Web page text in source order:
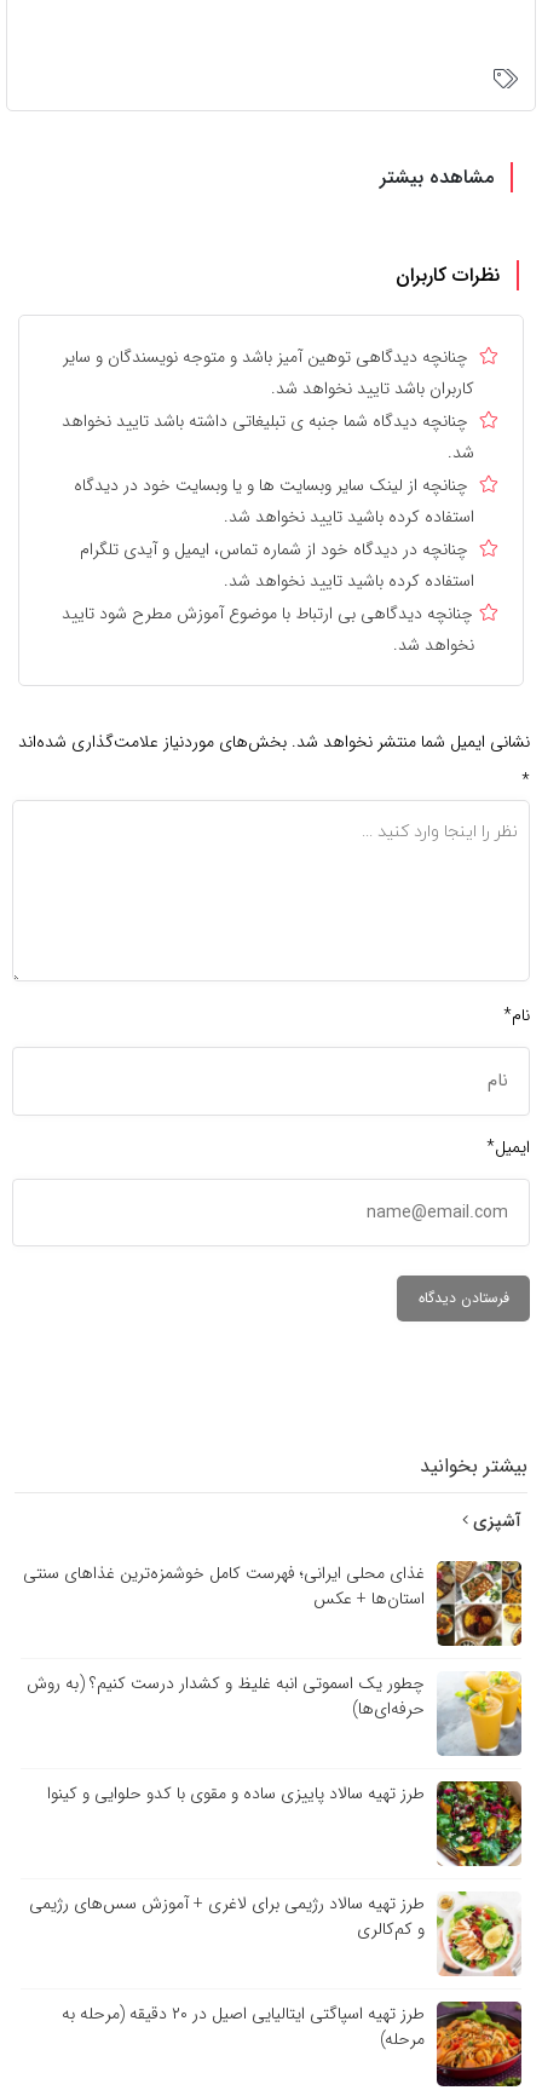
مشاهده بیشتر
نظرات کاربران
چنانچه دیدگاهی توهین آمیز باشد و متوجه نویسندگان و سایر
کاربران باشد تایید نخواهد شد.
چنانچه دیدگاه شما جنبه ی تبلیغاتی داشته باشد تایید نخواهد
شد.
چنانچه از لینک سایر وبسایت ها و یا وبسایت خود در دیدگاه
استفاده کرده باشید تایید نخواهد شد.
چنانچه در دیدگاه خود از شماره تماس، ایمیل و آیدی تلگرام
استفاده کرده باشید تایید نخواهد شد.
چنانچه دیدگاهی بی ارتباط با موضوع آموزش مطرح شود تایید
نخواهد شد.
نشانی ایمیل شما منتشر نخواهد شد. بخش‌های موردنیاز علامت‌گذاری شده‌اند
*
نام*
ایمیل*
بیشتر بخوانید
آشپزی
غذای محلی ایرانی؛ فهرست کامل خوشمزه‌ترین غذاهای سنتی
استان‌ها + عکس
چطور یک اسموتی انبه غلیظ و کشدار درست کنیم؟ (به روش
حرفه‌ای‌ها)
طرز تهیه سالاد پاییزی ساده و مقوی با کدو حلوایی و کینوا
طرز تهیه سالاد رژیمی برای لاغری + آموزش سس‌های رژیمی
و کم‌کالری
طرز تهیه اسپاگتی ایتالیایی اصیل در ۲۰ دقیقه (مرحله به
مرحله)